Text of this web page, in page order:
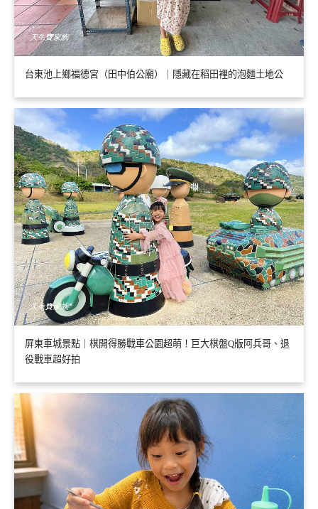
台東池上鄉福德宮（田中伯公廟）｜隱藏在稻田裡的泡麵土地公
屏東車城景點｜棋開得勝戰車公園超萌！巨大棋盤Q版阿兵哥、退
役戰車超好拍